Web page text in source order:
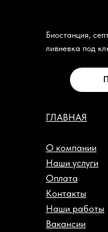
Биостанция,
ливневка под
ГЛАВНАЯ
О компании
Наши услуги
Оплата
Контакты
Наши работы
Вакансии